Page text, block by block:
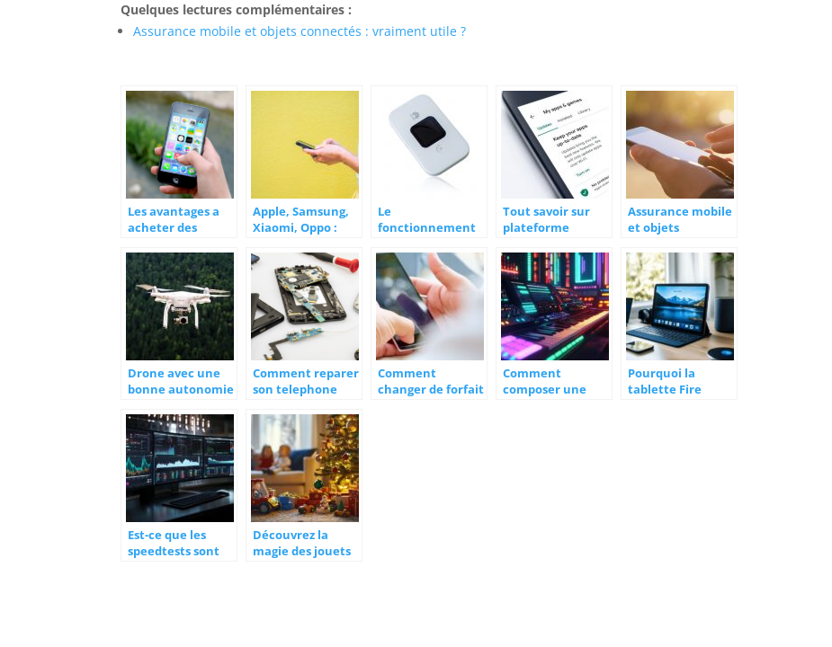
Quelques lectures complémentaires :
Assurance mobile et objets connectés : vraiment utile ?
Les avantages a
acheter des
reconditionnes
Apple, Samsung,
Xiaomi, Oppo :
smartphone
choisir en 2020 ?
Le
fonctionnement
d’un hotspot
mobile
Tout savoir sur
plateforme
Assurance mobile
et objets
vraiment utile ?
Drone avec une
bonne autonomie
Comment reparer
son telephone
depenser ?
Comment
changer de forfait
Comment
composer une
Pourquoi la
tablette Fire
Est-ce que les
speedtests sont
Découvrez la
magie des jouets